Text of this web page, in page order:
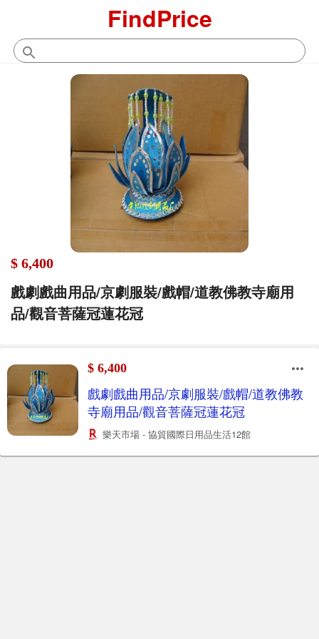
FindPrice
$ 6,400
戲劇戲曲用品/京劇服裝/戲帽/道教佛教寺廟用
品/觀音菩薩冠蓮花冠
$ 6,400
戲劇戲曲用品/京劇服裝/戲帽/道教佛教
寺廟用品/觀音菩薩冠蓮花冠
樂天市場 - 協貿國際日用品生活12館